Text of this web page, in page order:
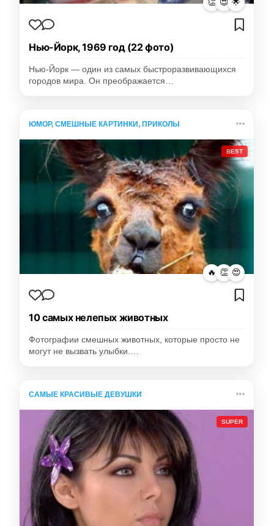
👏 😍 🌟
Нью-Йорк, 1969 год (22 фото)
Нью-Йорк — один из самых быстроразвивающихся
городов мира. Он преображается…
ЮМОР, СМЕШНЫЕ КАРТИНКИ, ПРИКОЛЫ
BEST
🔥 👏 😍
10 самых нелепых животных
Фотографии смешных животных, которые просто не
могут не вызвать улыбки.…
САМЫЕ КРАСИВЫЕ ДЕВУШКИ
SUPER